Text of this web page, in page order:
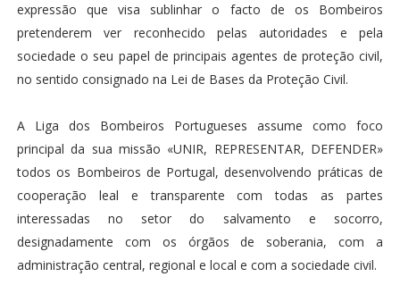
expressão que visa sublinhar o facto de os Bombeiros
pretenderem ver reconhecido pelas autoridades e pela
sociedade o seu papel de principais agentes de proteção civil,
no sentido consignado na Lei de Bases da Proteção Civil.
A Liga dos Bombeiros Portugueses assume como foco
principal da sua missão «UNIR, REPRESENTAR, DEFENDER»
todos os Bombeiros de Portugal, desenvolvendo práticas de
cooperação leal e transparente com todas as partes
interessadas no setor do salvamento e socorro,
designadamente com os órgãos de soberania, com a
administração central, regional e local e com a sociedade civil.